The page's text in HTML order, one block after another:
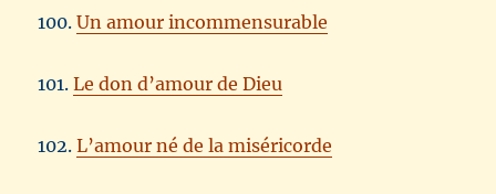
100.Un amour incommensurable
101.Le don d’amour de Dieu
102.L’amour né de la miséricorde